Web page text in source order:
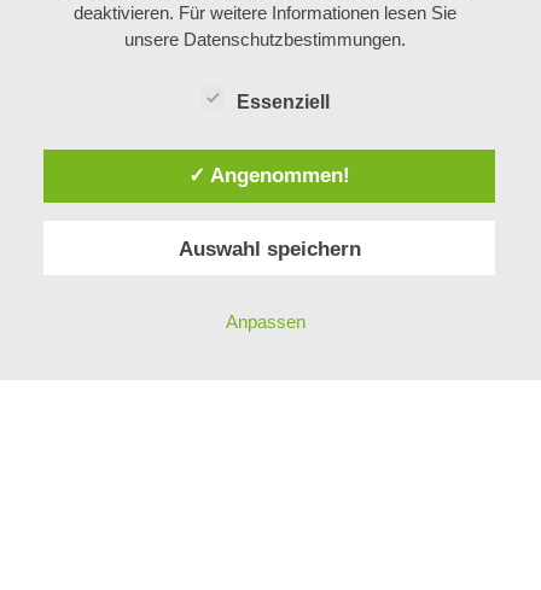
deaktivieren. Für weitere Informationen lesen Sie
unsere Datenschutzbestimmungen.
Essenziell
✓ Angenommen!
Auswahl speichern
Anpassen